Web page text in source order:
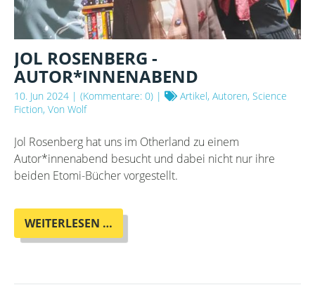
JOL ROSENBERG -
AUTOR*INNENABEND
10. Jun 2024 | (Kommentare: 0) |
Artikel, Autoren, Science
Fiction, Von Wolf
Jol Rosenberg hat uns im Otherland zu einem
Autor*innenabend besucht und dabei nicht nur ihre
beiden Etomi-Bücher vorgestellt.
WEITERLESEN …
ROSENBERG